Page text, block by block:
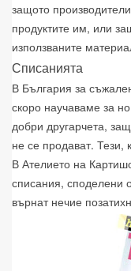
защото
продуктите им, или
използваните
Списанията
В България за
скоро научаваме за
добри другарчета,
не се продават. Тези,
В Ателието на
списания, споделени
върнат нечие